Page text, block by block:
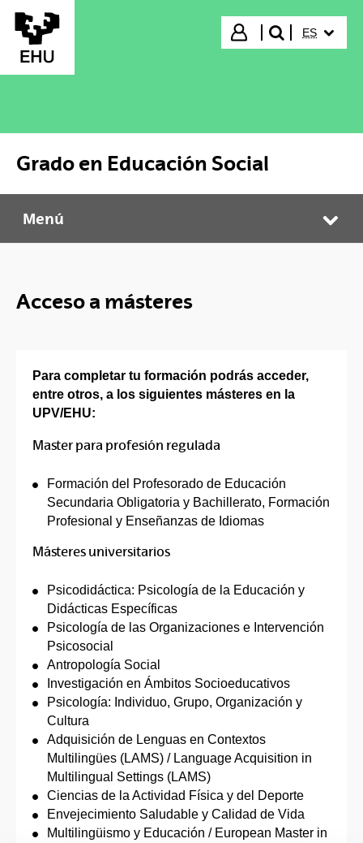
Saltar al contenido principal
Iniciar sesión
buscar"
ES
Grado en Educación Social
Grado en Educación Social
Menú
Acceso a másteres
Para completar tu formación podrás acceder,
entre otros, a los siguientes másteres en la
UPV/EHU:
Master para profesión regulada
Formación del Profesorado de Educación
Secundaria Obligatoria y Bachillerato, Formación
Profesional y Enseñanzas de Idiomas
Másteres universitarios
Psicodidáctica: Psicología de la Educación y
Didácticas Específicas
Psicología de las Organizaciones e Intervención
Psicosocial
Antropología Social
Investigación en Ámbitos Socioeducativos
Psicología: Individuo, Grupo, Organización y
Cultura
Adquisición de Lenguas en Contextos
Multilingües (LAMS) / Language Acquisition in
Multilingual Settings (LAMS)
Ciencias de la Actividad Física y del Deporte
Envejecimiento Saludable y Calidad de Vida
Multilingüismo y Educación / European Master in